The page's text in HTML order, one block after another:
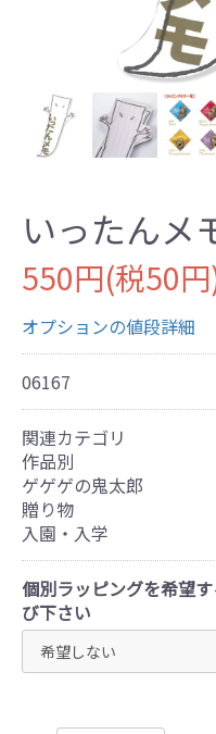
いったんメ
550円(税50
オプションの値段詳細
06167
関連カテゴリ
作品別
ゲゲゲの鬼太郎
贈り物
入園・入学
個別ラッピングを希望
び下さい